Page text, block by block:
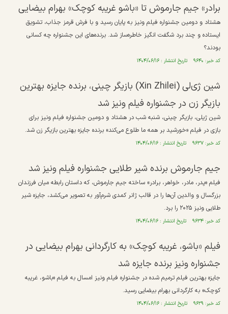
برادر» جیم جارموش تا «باشو غریبه کوچک» بهرام بیضایی
هشتاد و دومین جشنواره فیلم ونیز به پایان رسید و با فرش قرمز جذاب، تشویق
ایستاده و چند برد شگفت انگیز خاطره‌ساز شد. برنده‌های این جشنواره چه کسانی
بودند؟
کد خبر: ۹۶۴۰ تاریخ انتشار : ۱۴۰۴/۰۶/۱۶
شین ژی‌لی (Xin Zhilei) بازیگر چینی، برنده جایزه بهترین
بازیگر زن در جشنواره فیلم ونیز شد
شین ژیلی، بازیگر چینی، شنبه شب در هشتاد و دومین جشنواره فیلم ونیز برای
بازی در فیلم «خورشید بر همه ما طلوع می‌کند» برنده جایزه بهترین بازیگر زن شد.
کد خبر: ۹۶۳۷ تاریخ انتشار : ۱۴۰۴/۰۶/۱۶
جیم جارموش برنده شیر طلایی جشنواره فیلم ونیز شد
فیلم «پدر، مادر، خواهر، برادر» ساخته جیم جارموش، که داستان رابطه میان فرزندان
بزرگسال و والدین آن‌ها را در قالب ژانر کمدی شرم‌آور به تصویر می‌کشد، جایزه شیر
طلایی ونیز ۲۰۲۵ را برد.
کد خبر: ۹۶۳۴ تاریخ انتشار : ۱۴۰۴/۰۶/۱۶
فیلم «باشو، غریبه کوچک» به کارگردانی بهرام بیضایی در
جشنواره ونیز برنده جایزه شد
جایزه بهترین فیلم ترمیم شده در جشنواره فیلم ونیز امسال به فیلم «باشو، غریبه
کوچک» به کارگردانی بهرام بیضایی رسید.
کد خبر: ۹۶۲۹ تاریخ انتشار : ۱۴۰۴/۰۶/۱۶